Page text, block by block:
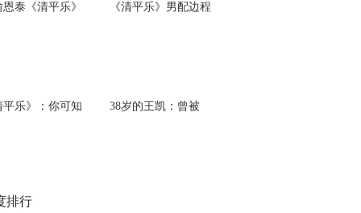
泰《清平乐》 《清平乐》男配边程
平乐》：你可知 38岁的王凯：曾被
排行